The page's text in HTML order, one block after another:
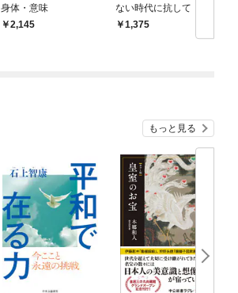
身体・意味
2,145
ない時代に抗して
1,375
もっと見る